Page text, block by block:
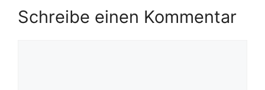
Schreibe einen Kommentar